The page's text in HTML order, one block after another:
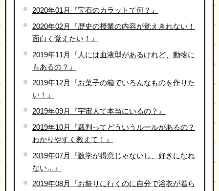
2020年01月『宝石のカラットて何？』
2020年02月『歴史の授業の内容が覚えきれない！
面白く覚えたい！』
2019年11月『人には血液型があるけれど、動物に
もあるの？』
2019年12月『お菓子の箱でいろんなものを作りた
い！』
2019年09月『宇宙人て本当にいるの？』
2019年10月『裁判ってどういうルールがあるの？
わかりやすく教えて！』
2019年07月『数学が得意じゃないし、好きになれ
ない…』
2019年08月『お祭りに行くのに自分で浴衣が着ら